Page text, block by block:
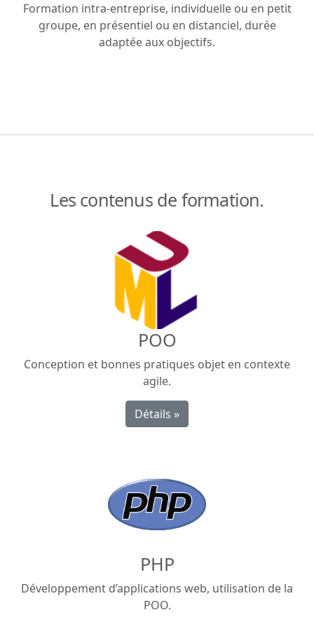
Formation intra-entreprise, individuelle ou en petit
groupe, en présentiel ou en distanciel, durée
adaptée aux objectifs.
Les contenus de formation.
POO
Conception et bonnes pratiques objet en contexte
agile.
Détails »
PHP
Développement d’applications web, utilisation de la
POO.